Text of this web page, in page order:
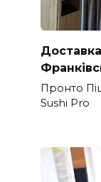
Пронто
Sushi Pro